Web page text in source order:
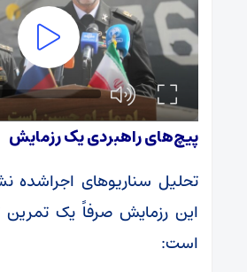
پیچ‌های راهبردی یک رزمایش
تحلیل سناریوهای اجراشده
این رزمایش صرفاً یک تمرین
است: